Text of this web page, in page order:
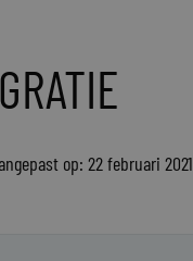
op: 22 februari 2021